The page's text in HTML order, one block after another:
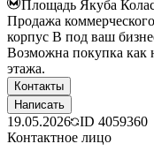
Площадь Якуба
Продажа
корпус B под ваш
Возможна покупка как
этажа.
Контакты
Написать
19.05.2026 ID 4059360
Контактное лицо